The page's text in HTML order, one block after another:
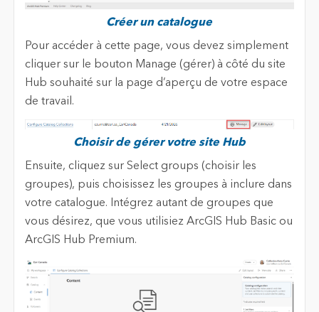
Créer un catalogue
Pour accéder à cette page, vous devez simplement
cliquer sur le bouton Manage (gérer) à côté du site
Hub souhaité sur la page d’aperçu de votre espace
de travail.
Choisir de gérer votre site Hub
Ensuite, cliquez sur Select groups (choisir les
groupes), puis choisissez les groupes à inclure dans
votre catalogue. Intégrez autant de groupes que
vous désirez, que vous utilisiez ArcGIS Hub Basic ou
ArcGIS Hub Premium.